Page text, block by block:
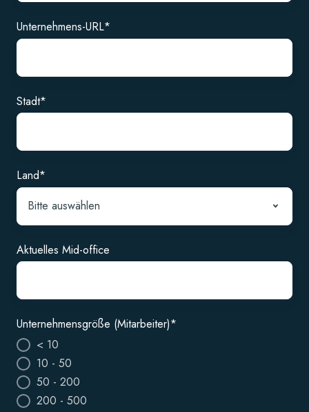
Unternehmens-URL*
Stadt*
Land*
Aktuelles Mid-office
Unternehmensgröße (Mitarbeiter)*
< 10
10 - 50
50 - 200
200 - 500